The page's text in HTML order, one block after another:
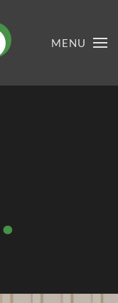
MENU
.